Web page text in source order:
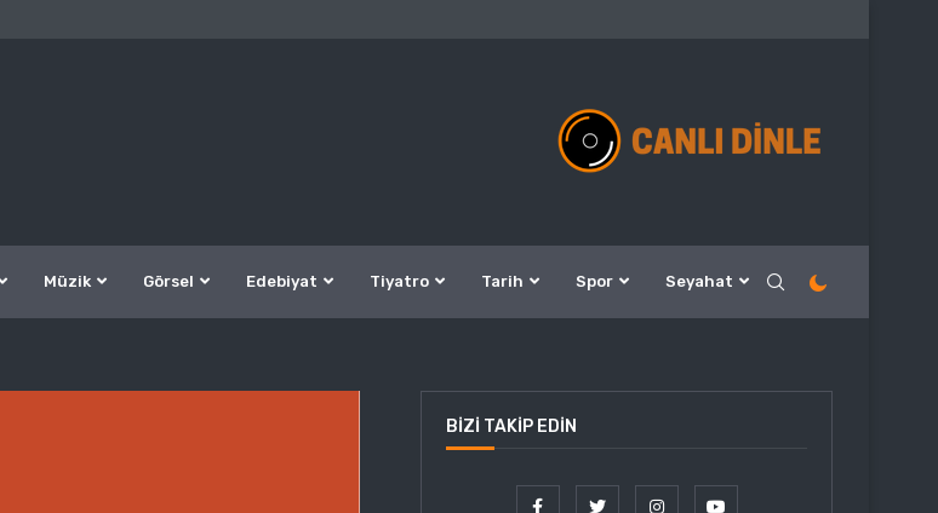
Müzik Görsel Edebiyat Tiyatro Tarih Spor Seyahat
BIZI TAKIP EDIN